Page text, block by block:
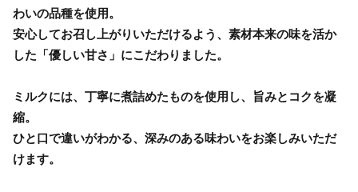
わいの品種を使用。
安心してお召し上がりいただけるよう、素材本来の味を活か
した「優しい甘さ」にこだわりました。
ミルクには、丁寧に煮詰めたものを使用し、旨みとコクを凝
縮。
ひと口で違いがわかる、深みのある味わいをお楽しみいただ
けます。